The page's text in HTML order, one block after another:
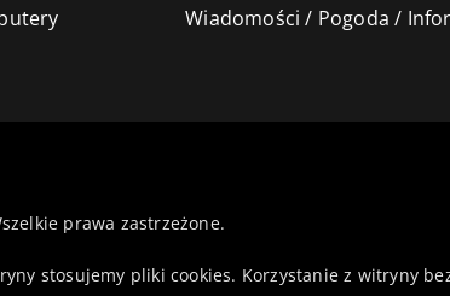
Wiadomości / Pogoda /
prawa zastrzeżone.
stosujemy pliki cookies. Korzystanie z witryny